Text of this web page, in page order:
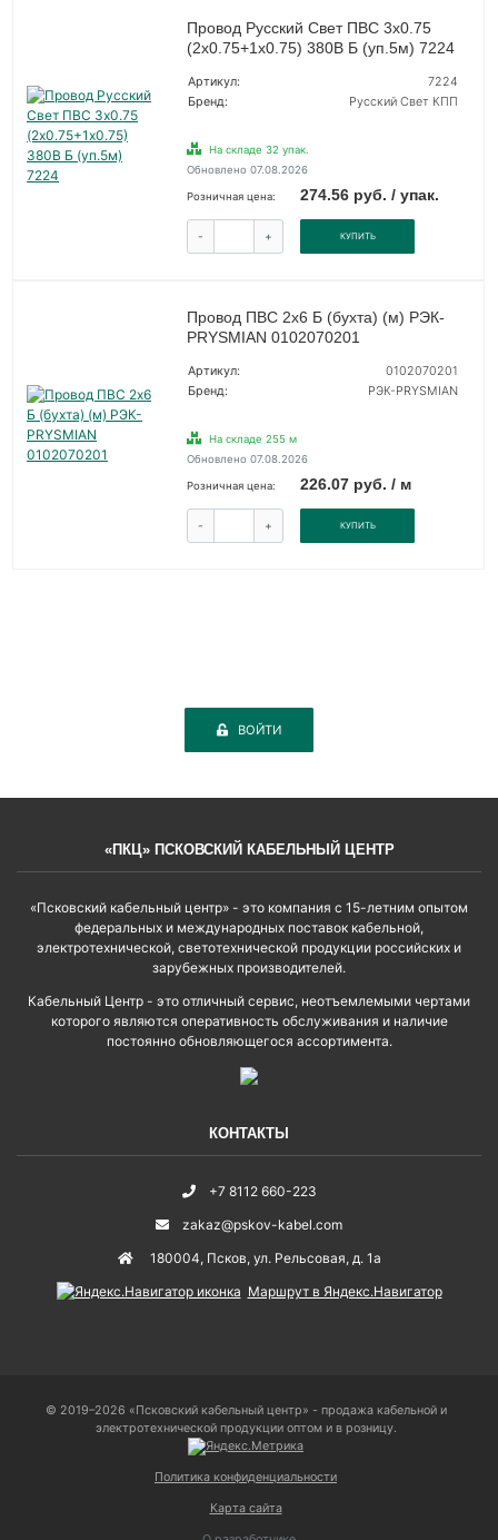
Провод Русский Свет ПВС 3х0.75
(2х0.75+1х0.75) 380В Б (уп.5м) 7224
Артикул:
7224
Бренд:
Русский Свет КПП
На складе 32 упак.
Обновлено 07.08.2026
Розничная цена: 274.56 руб. / упак.
- + КУПИТЬ
Провод ПВС 2х6 Б (бухта) (м) РЭК-
PRYSMIAN 0102070201
Артикул:
0102070201
Бренд:
РЭК-PRYSMIAN
На складе 255 м
Обновлено 07.08.2026
Розничная цена: 226.07 руб. / м
- + КУПИТЬ
ВОЙТИ
«ПКЦ» ПСКОВСКИЙ КАБЕЛЬНЫЙ ЦЕНТР
«Псковский кабельный центр» - это компания с 15-летним опытом
федеральных и международных поставок кабельной,
электротехнической, светотехнической продукции российских и
зарубежных производителей.
Кабельный Центр - это отличный сервис, неотъемлемыми чертами
которого являются оперативность обслуживания и наличие
постоянно обновляющегося ассортимента.
КОНТАКТЫ
+7 8112 660-223
zakaz@pskov-kabel.com
180004, Псков, ул. Рельсовая, д. 1а
Маршрут в Яндекс.Навигатор
© 2019–2026 «Псковский кабельный центр» - продажа кабельной и
электротехнической продукции оптом и в розницу.
Политика конфиденциальности
Карта сайта